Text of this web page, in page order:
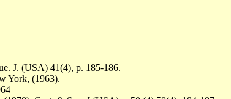
J. (USA) 41(4), p. 185-186.
York, (1963).